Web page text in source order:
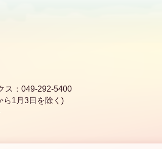
ス：049-292-5400
ら1月3日を除く)